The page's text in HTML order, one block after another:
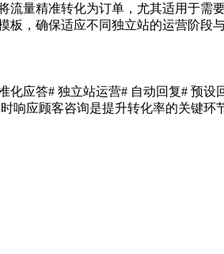
量精准转化为订单，尤其适用于
，确保适应不同独立站的运营阶段与
化应答# 独立站运营# 自动回复# 预设
响应顾客咨询是提升转化率的关键